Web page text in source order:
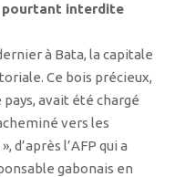
pourtant interdite
à Bata, la capitale
Ce bois précieux,
avait été chargé
vers les
d’après l’AFP qui a
gabonais en